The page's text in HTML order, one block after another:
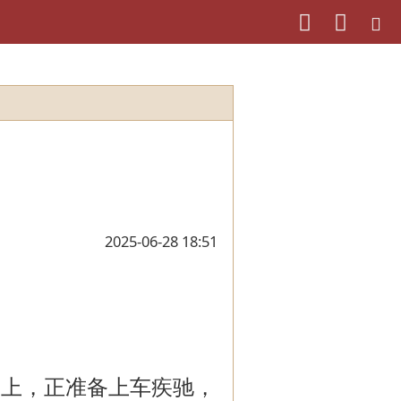
2025-06-28 18:51
，正准备上车疾驰，